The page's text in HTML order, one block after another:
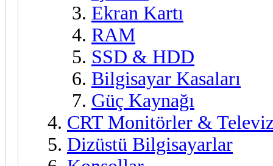
Ekran Kartı
RAM
SSD & HDD
Bilgisayar Kasaları
Güç Kaynağı
CRT Monitörler &
Dizüstü Bilgisayarlar